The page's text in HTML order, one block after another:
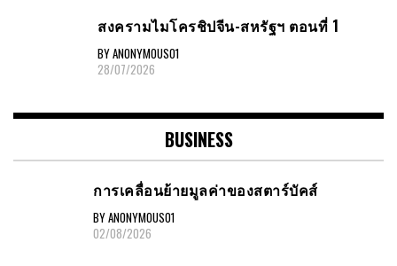
สงครามไมโครชิปจีน-สหรัฐฯ ตอนที่ 1
BY ANONYMOUS01
28/07/2026
BUSINESS
การเคลื่อนย้ายมูลค่าของสตาร์บัคส์
BY ANONYMOUS01
02/08/2026